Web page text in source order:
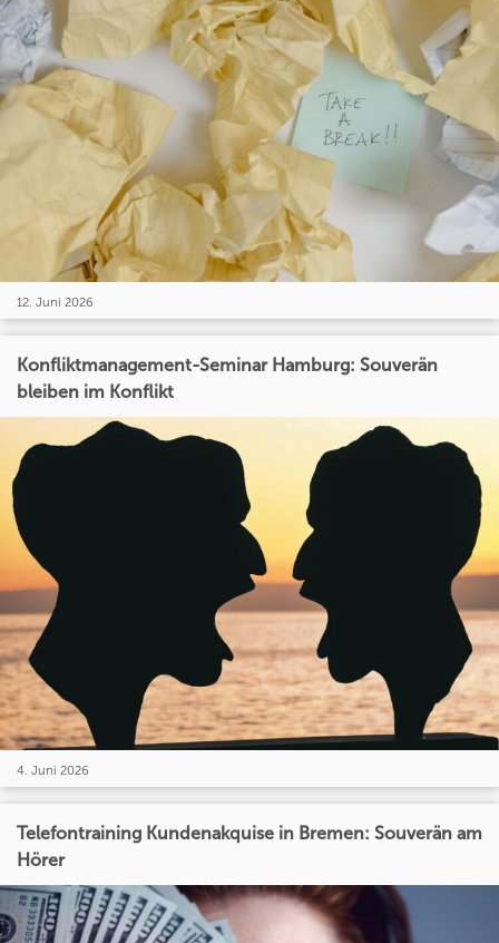
12. Juni 2026
Konfliktmanagement-Seminar Hamburg: Souverän
bleiben im Konflikt
4. Juni 2026
Telefontraining Kundenakquise in Bremen: Souverän am
Hörer